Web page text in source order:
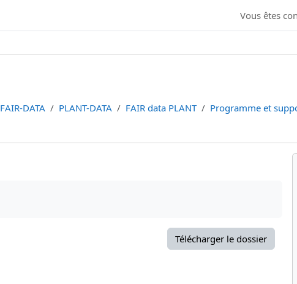
Vous êtes
FAIR-DATA PLANT-DATA FAIR data PLANT
Programme et
Télécharger le dossier